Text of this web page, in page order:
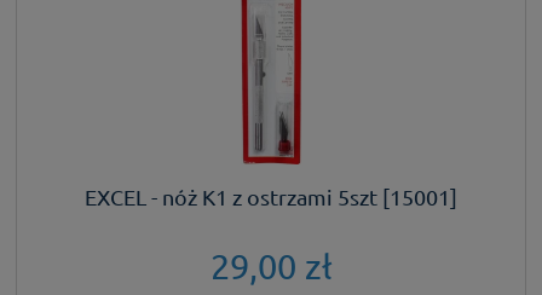
EXCEL - nóż K1 z ostrzami 5szt [15001]
29,00 zł